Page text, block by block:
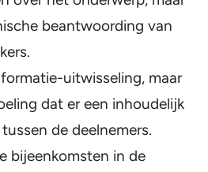
beantwoording van
uitwisseling, maar
dat er een inhoudelijk
de deelnemers.
bijeenkomsten in de